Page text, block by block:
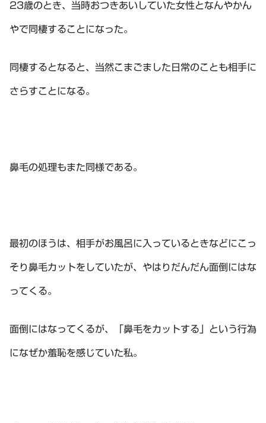
23歳のとき、当時おつきあいしていた女性となんやかん
やで同棲することになった。
同棲するとなると、当然こまごました日常のことも相手に
さらすことになる。
鼻毛の処理もまた同様である。
最初のほうは、相手がお風呂に入っているときなどにこっ
そり鼻毛カットをしていたが、やはりだんだん面倒にはな
ってくる。
面倒にはなってくるが、「鼻毛をカットする」という行為
になぜか羞恥を感じていた私。